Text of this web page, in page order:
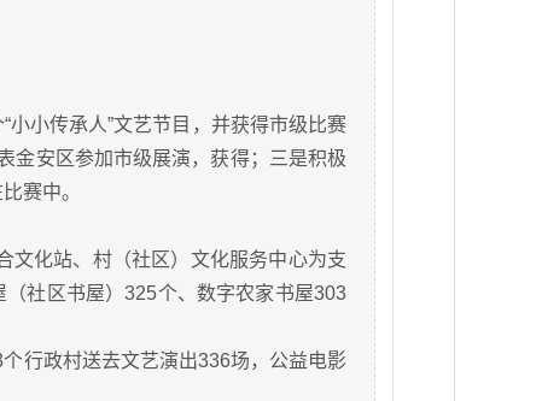
小传承人”文艺节目，并获得市级比赛
金安区参加市级展演，获得；三是积极
赛中。
文化站、村（社区）文化服务中心为支
社区书屋）325个、数字农家书屋303
行政村送去文艺演出336场，公益电影